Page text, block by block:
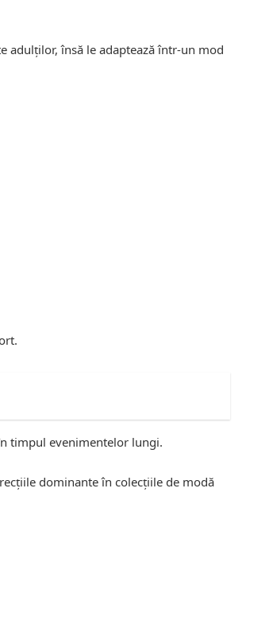
adulților, însă le adaptează într-un mod
timpul evenimentelor lungi.
dominante în colecțiile de modă